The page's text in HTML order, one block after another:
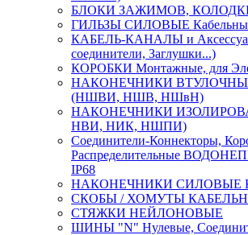
БЛОКИ ЗАЖИМОВ,
ГИЛЬЗЫ СИЛОВЫЕ
КАБЕЛЬ-КАНАЛЫ и
соединители, Заглушки...)
КОРОБКИ Монтажные, для
НАКОНЕЧНИКИ
(НШВИ, НШВ, НШвН)
НАКОНЕЧНИКИ
НВИ, НИК, НШПИ)
Соединители-Коннекторы,
Распределительные
IP68
НАКОНЕЧНИКИ СИЛОВЫЕ
СКОБЫ / ХОМУТЫ
СТЯЖКИ НЕЙЛОНОВЫЕ
ШИНЫ "N" Нулевые,